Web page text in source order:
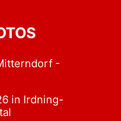
-
in Irdning-